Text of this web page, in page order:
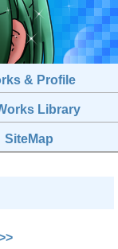
& Profile
Library
SiteMap